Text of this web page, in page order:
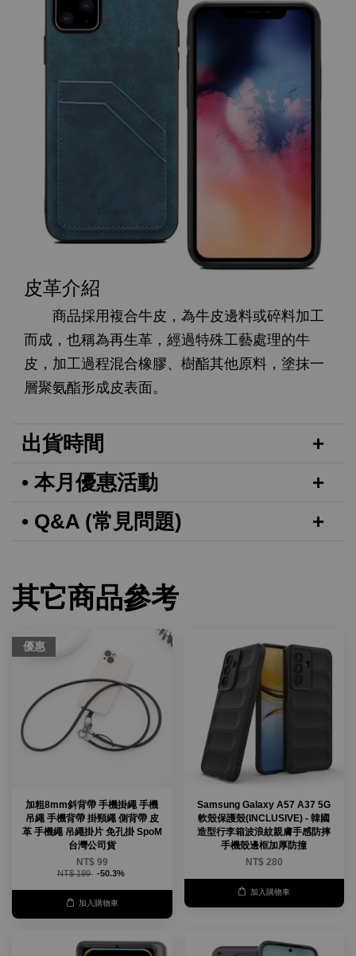
皮革介紹
商品採用複合牛皮，為牛皮邊料或碎料加工
而成，也稱為再生革，經過特殊工藝處理的牛
皮，加工過程混合橡膠、樹酯其他原料，塗抹一
層聚氨酯形成皮表面。
出貨時間
• 本月優惠活動
• Q&A (常見問題)
其它商品參考
優惠
加粗8mm斜背帶 手機掛繩 手機
吊繩 手機背帶 掛頸繩 側背帶 皮
革 手機繩 吊繩掛片 免孔掛 SpoM
台灣公司貨
NT$ 99
NT$ 199 -50.3%
加入購物車
Samsung Galaxy A57 A37 5G
軟殼保護殼(INCLUSIVE) - 韓國
造型行李箱波浪紋親膚手感防摔
手機殼邊框加厚防撞
NT$ 280
加入購物車